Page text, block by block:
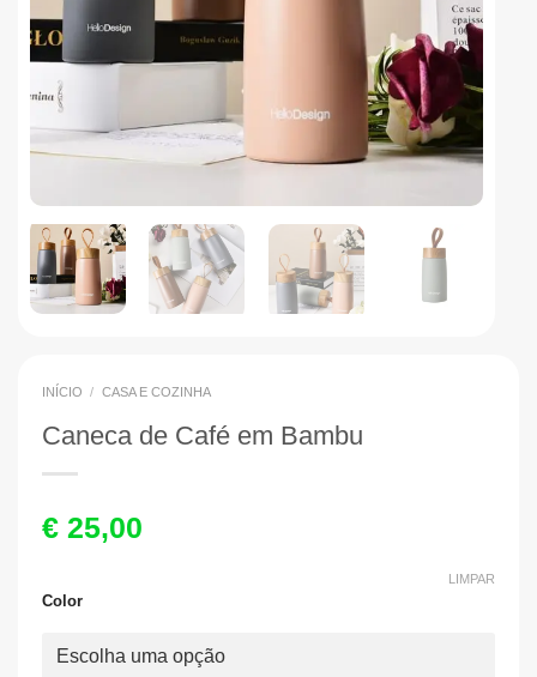
INÍCIO / CASA E COZINHA
Caneca de Café em Bambu
€25,00
Color
LIMPAR